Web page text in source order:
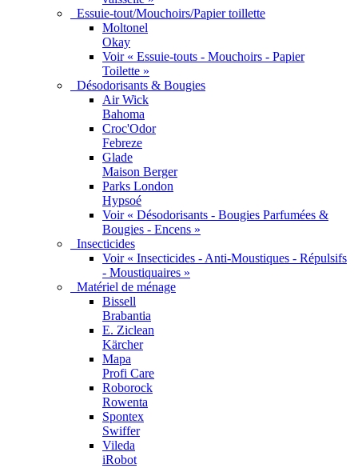
Essuie-tout/Mouchoirs/Papier toillette
Moltonel
Okay
Voir « Essuie-touts - Mouchoirs - Papier
Toilette »
Désodorisants & Bougies
Air Wick
Bahoma
Croc'Odor
Febreze
Glade
Maison Berger
Parks London
Hypsoé
Voir « Désodorisants - Bougies Parfumées &
Bougies - Encens »
Insecticides
Voir « Insecticides - Anti-Moustiques - Répulsifs
- Moustiquaires »
Matériel de ménage
Bissell
Brabantia
E. Ziclean
Kärcher
Mapa
Profi Care
Roborock
Rowenta
Spontex
Swiffer
Vileda
iRobot